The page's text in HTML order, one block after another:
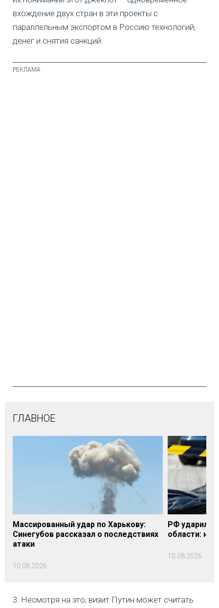
вхождение двух стран в эти проекты с
параллельным экспортом в Россию технологий,
денег и снятия санкций.
ГЛАВНОЕ
Массированный удар по Харькову:
Синегубов рассказал о последствиях
атаки
10.08.2026
РФ ударила
области: на
10.08.2026
3. Несмотря на это, визит Путин может считать